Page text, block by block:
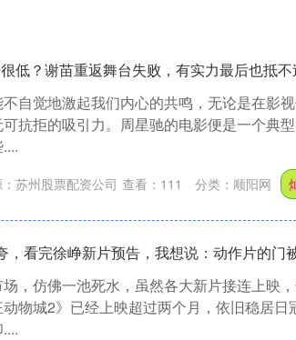
低？谢苗重返舞台失败，有实力最后也抵
自觉地激起我们内心的共鸣，无论是在影
抗拒的吸引力。周星驰的电影便是一个典
苏州股票配资公司 查看： 111 分类： 顺阳网
，看完徐峥新片预告，我想说：动作片的门
，仿佛一池死水，虽然各大新片接连上映
物城2》已经上映超过两个月，依旧稳居日